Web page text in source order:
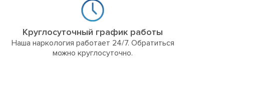
Круглосуточный график работы
Наша наркология работает 24/7. Обратиться
можно круглосуточно.